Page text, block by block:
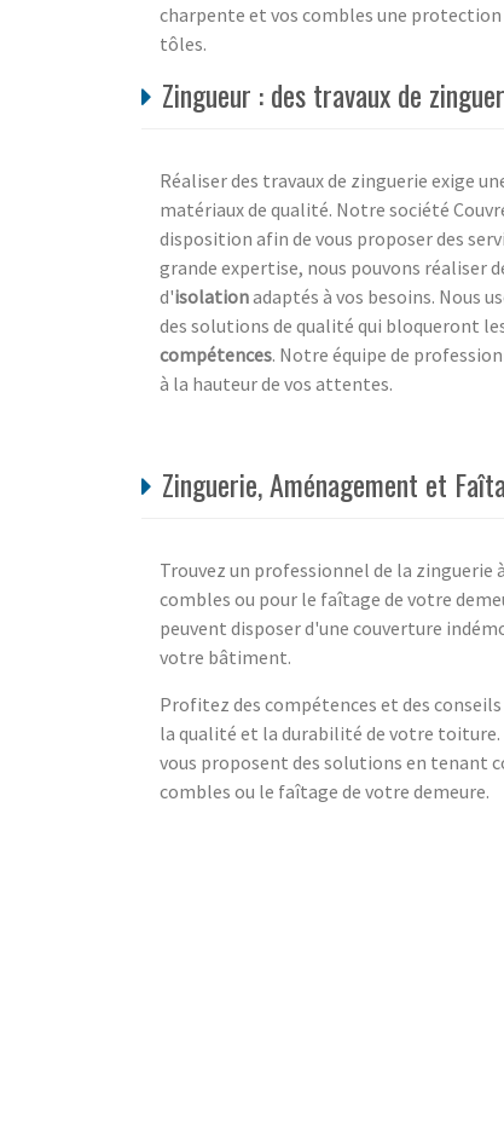
charpente et vos combles une protection
tôles.
Zingueur : des travaux de
Réaliser des travaux de zinguerie exige
matériaux de qualité. Notre société
disposition afin de vous proposer des
grande expertise, nous pouvons réaliser
d'isolationadaptés à vos besoins. Nous
des solutions de qualité qui bloqueront
compétences. Notre équipe de
à la hauteur de vos attentes.
Zinguerie, Aménagement et
Trouvez un professionnel de la
combles ou pour le faîtage de votre
peuvent disposer d'une couverture
votre bâtiment.
Profitez des compétences et des
la qualité et la durabilité de votre toiture.
vous proposent des solutions en tenant
combles ou le faîtage de votre demeure.